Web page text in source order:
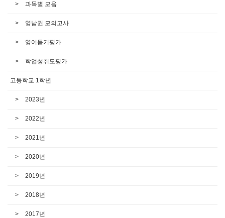
과목별 모음
영남권 모의고사
영어듣기평가
학업성취도평가
고등학교 1학년
2023년
2022년
2021년
2020년
2019년
2018년
2017년